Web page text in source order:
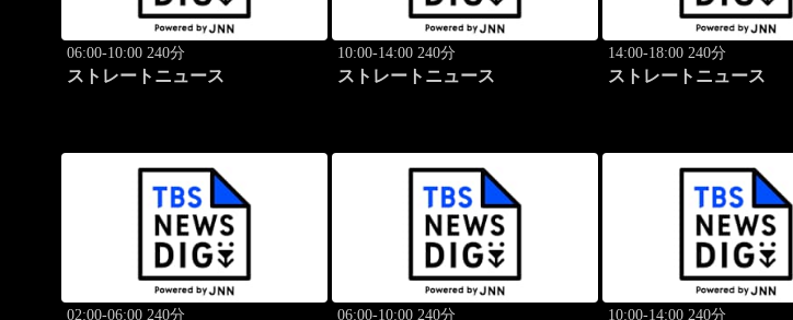
06:00-10:00 240分
ストレートニュース
10:00-14:00 240分
ストレートニュース
14:00-18:00 240分
ストレートニュース
02:00-06:00 240分 06:00-10:00 240分 10:00-14:00 240分